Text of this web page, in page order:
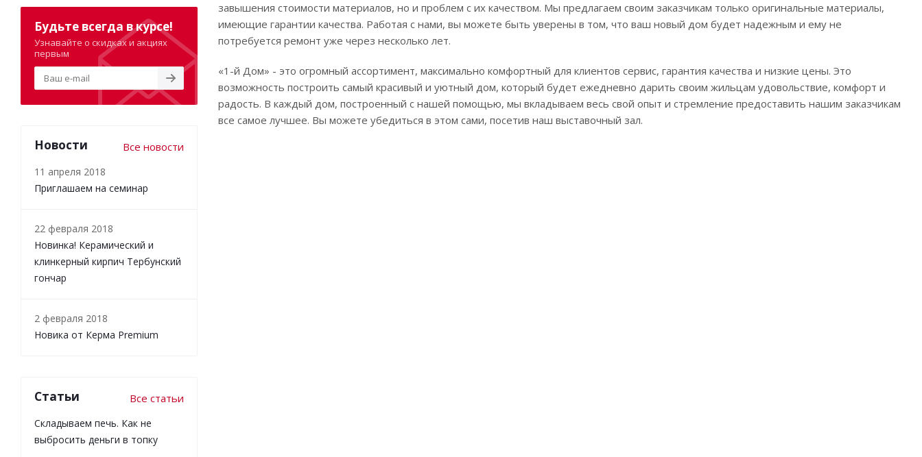
завышения стоимости материалов, но и проблем с их качеством. Мы предлагаем своим заказчикам только оригинальные материалы,
имеющие гарантии качества. Работая с нами, вы можете быть уверены в том, что ваш новый дом будет надежным и ему не
потребуется ремонт уже через несколько лет.
«1-й Дом» - это огромный ассортимент, максимально комфортный для клиентов сервис, гарантия качества и низкие цены. Это
возможность построить самый красивый и уютный дом, который будет ежедневно дарить своим жильцам удовольствие, комфорт и
радость. В каждый дом, построенный с нашей помощью, мы вкладываем весь свой опыт и стремление предоставить нашим заказчикам
все самое лучшее. Вы можете убедиться в этом сами, посетив наш выставочный зал.
Будьте всегда в курсе!
Узнавайте о скидках и акциях
первым
Новости Все новости
11 апреля 2018
Приглашаем на семинар
22 февраля 2018
Новинка! Керамический и
клинкерный кирпич Тербунский
гончар
2 февраля 2018
Новика от Керма Premium
Статьи Все статьи
Складываем печь. Как не
выбросить деньги в топку